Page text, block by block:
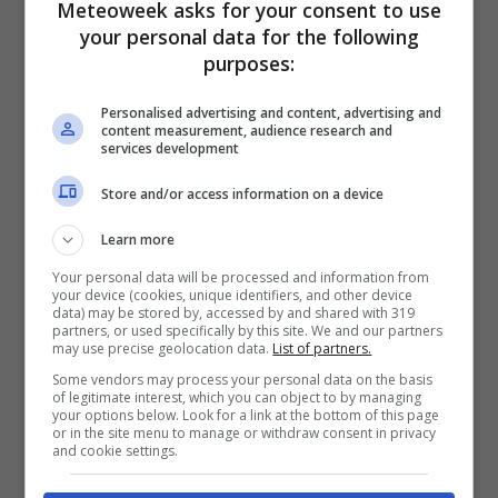
fortissima e il divario sociale cresce di anno in
stato di difficoltà estrema e questi aumenti
possono determinare un elemento di rischio
sociale molto forte. Ma bisogna tenere
presente che la crisi idrica è un fenomeno
globale . Quindi l’aumento dei prezzi non
arriverà soltanto dai cibi prodotti in Italia ma
si attende anche sui tanti cibi cheimportiamo
dall’estero.
Meteoweek asks for your consent to use
your personal data for the following
purposes:
Personalised advertising and content, advertising and
content measurement, audience research and
services development
Store and/or access information on a device
Learn more
Your personal data will be processed and information from
your device (cookies, unique identifiers, and other device
data) may be stored by, accessed by and shared with 319
partners, or used specifically by this site. We and our partners
may use precise geolocation data. List of partners.
Some vendors may process your personal data on the basis
of legitimate interest, which you can object to by managing
your options below. Look for a link at the bottom of this page
or in the site menu to manage or withdraw consent in privacy
and cookie settings.